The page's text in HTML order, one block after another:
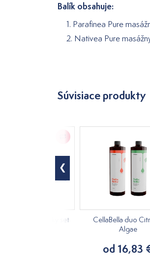
Balík obsahuje:
1. Parafinea Pure
2. Nativea Pure
Súvisiace produkty
masážne banky set
CellaBella duo
Algae
od 16,83